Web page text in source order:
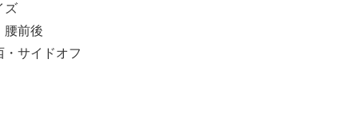
ズ
腰前後
・サイドオフ